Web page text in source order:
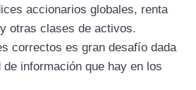
accionarios globales, renta
otras clases de activos.
correctos es gran desafío dada
información que hay en los